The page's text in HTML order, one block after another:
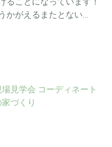
かがえるまたとない...
見学会 コーディネート
づくり